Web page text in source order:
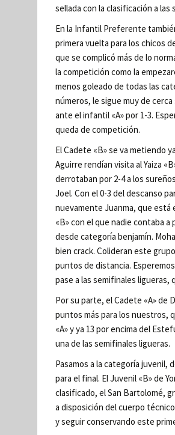
sellada con la clasificación a
En la Infantil Preferente
primera vuelta para los chicos
que se complicó más de lo
la competición como la
menos goleado de todas las
números, le sigue muy de
ante el infantil «A» por 1-3.
queda de competición.
El Cadete «B» se va metiendo
Aguirre rendían visita al Yaiza
derrotaban por 2-4 a los
Joel. Con el 0-3 del descanso
nuevamente Juanma, que
«B» con el que nadie contaba
desde categoría benjamín.
bien crack. Colideran este
puntos de distancia.
pase a las semifinales ligueras,
Por su parte, el Cadete «A» de
puntos más para los nuestros,
«A» y ya 13 por encima del
una de las semifinales ligueras.
Pasamos a la categoría
para el final. El Juvenil «B» de
clasificado, el San Bartolomé,
a disposición del cuerpo
y seguir conservando este